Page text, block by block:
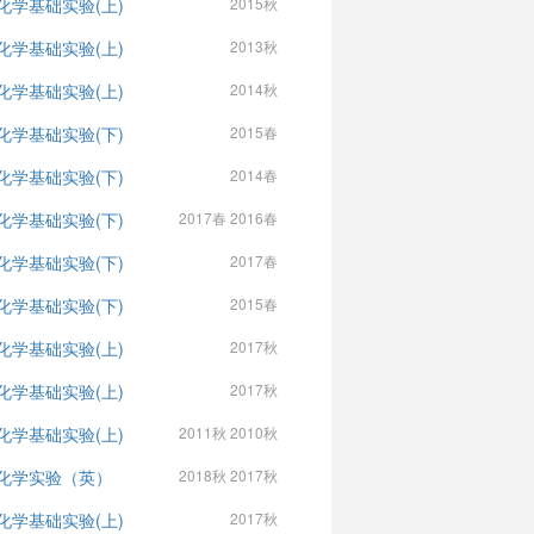
学基础实验(上)
学基础实验(上) 2013秋
学基础实验(上) 2014秋
学基础实验(下) 2015春
学基础实验(下) 2014春
学基础实验(下) 2017春 2016春
学基础实验(下) 2017春
学基础实验(下) 2015春
学基础实验(上) 2017秋
学基础实验(上) 2017秋
学基础实验(上) 2011秋 2010秋
学实验（英） 2018秋 2017秋
学基础实验(上) 2017秋